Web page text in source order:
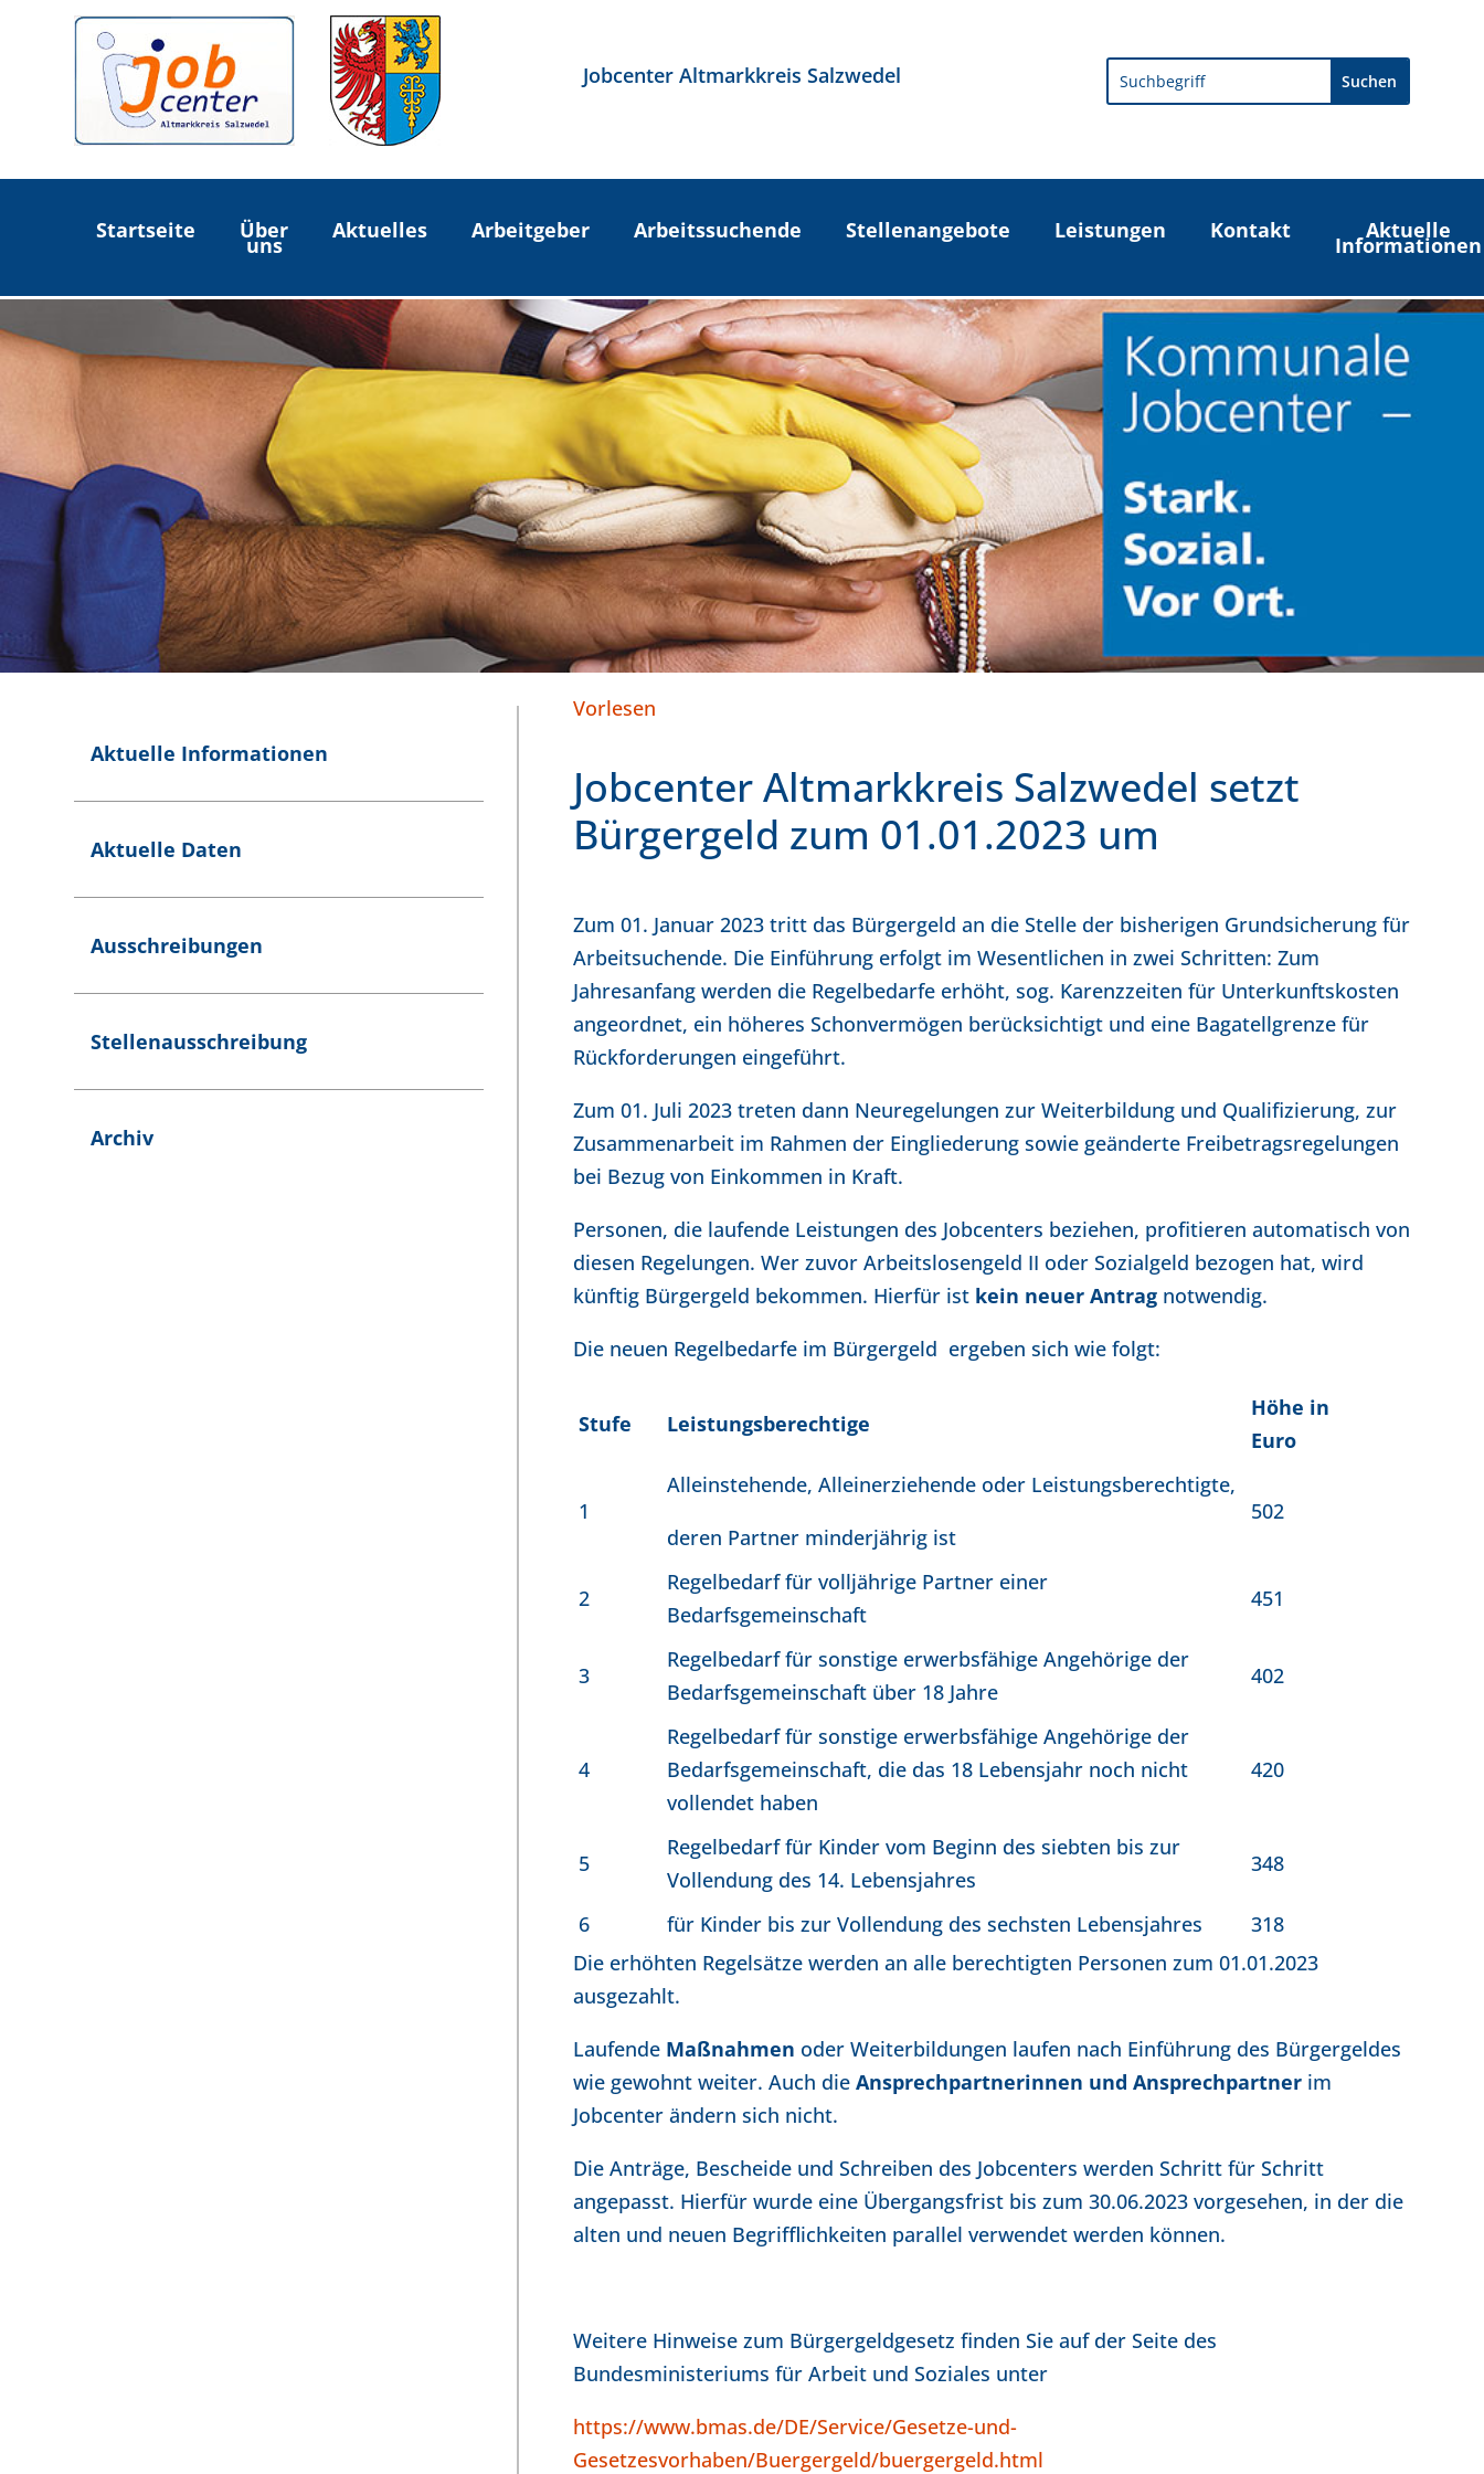
Jobcenter Altmarkkreis Salzwedel Search
Startseite Über
uns
Aktuelles Arbeitgeber Arbeitssuchende Stellenangebote Leistungen Kontakt Aktuelle
Informationen
Aktuelle Informationen
Aktuelle Daten
Ausschreibungen
Stellenausschreibung
Archiv
Vorlesen
Jobcenter Altmarkkreis Salzwedel setzt
Bürgergeld zum 01.01.2023 um
Zum 01. Januar 2023 tritt das Bürgergeld an die Stelle der bisherigen Grundsicherung für
Arbeitsuchende. Die Einführung erfolgt im Wesentlichen in zwei Schritten: Zum
Jahresanfang werden die Regelbedarfe erhöht, sog. Karenzzeiten für Unterkunftskosten
angeordnet, ein höheres Schonvermögen berücksichtigt und eine Bagatellgrenze für
Rückforderungen eingeführt.
Zum 01. Juli 2023 treten dann Neuregelungen zur Weiterbildung und Qualifizierung, zur
Zusammenarbeit im Rahmen der Eingliederung sowie geänderte Freibetragsregelungen
bei Bezug von Einkommen in Kraft.
Personen, die laufende Leistungen des Jobcenters beziehen, profitieren automatisch von
diesen Regelungen. Wer zuvor Arbeitslosengeld II oder Sozialgeld bezogen hat, wird
künftig Bürgergeld bekommen. Hierfür ist kein neuer Antragnotwendig.
Die neuen Regelbedarfe im Bürgergeld ergeben sich wie folgt:
Stufe Leistungsberechtige
Höhe in
Euro
1
Alleinstehende, Alleinerziehende oder Leistungsberechtigte,
deren Partner minderjährig ist
502
2
Regelbedarf für volljährige Partner einer
Bedarfsgemeinschaft
451
3
Regelbedarf für sonstige erwerbsfähige Angehörige der
Bedarfsgemeinschaft über 18 Jahre
402
4
Regelbedarf für sonstige erwerbsfähige Angehörige der
Bedarfsgemeinschaft, die das 18 Lebensjahr noch nicht
vollendet haben
420
5
Regelbedarf für Kinder vom Beginn des siebten bis zur
Vollendung des 14. Lebensjahres
348
6 für Kinder bis zur Vollendung des sechsten Lebensjahres
318
Die erhöhten Regelsätze werden an alle berechtigten Personen zum 01.01.2023
ausgezahlt.
Laufende Maßnahmen oder Weiterbildungen laufen nach Einführung des Bürgergeldes
wie gewohnt weiter. Auch die Ansprechpartnerinnen und Ansprechpartnerim
Jobcenter ändern sich nicht.
Die Anträge, Bescheide und Schreiben des Jobcenters werden Schritt für Schritt
angepasst. Hierfür wurde eine Übergangsfrist bis zum 30.06.2023 vorgesehen, in der die
alten und neuen Begrifflichkeiten parallel verwendet werden können.
Weitere Hinweise zum Bürgergeldgesetz finden Sie auf der Seite des
Bundesministeriums für Arbeit und Soziales unter
https://www.bmas.de/DE/Service/Gesetze-und-
Gesetzesvorhaben/Buergergeld/buergergeld.html